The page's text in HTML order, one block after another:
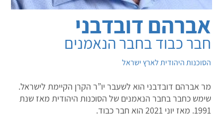
אברהם דובדבני
חבר כבוד בחבר הנאמנים
הסוכנות היהודית לארץ ישראל
מר אברהם דובדבני הוא לשעבר יו”ר הקרן הקיימת לישראל.
שימש כחבר בחבר הנאמנים של הסוכנות היהודית מאז שנת
1991. מאז יוני 2021 הוא חבר כבוד.